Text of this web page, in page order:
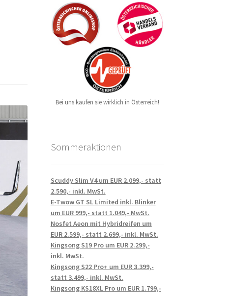
Bei uns kaufen sie wirklich in Österreich!
Sommeraktionen
Scuddy Slim V4 um EUR 2.099,- statt
2.590,- inkl. MwSt.
E-Twow GT SL Limited inkl. Blinker
um EUR 999,- statt 1.049,- MwSt.
Nosfet Aeon mit Hybridreifen um
EUR 2.599,- statt 2.699,- inkl. MwSt.
Kingsong S19 Pro um EUR 2.299,-
inkl. MwSt.
Kingsong S22 Pro+ um EUR 3.399,-
statt 3.499,- inkl. MwSt.
Kingsong KS18XL Pro um EUR 1.799,-